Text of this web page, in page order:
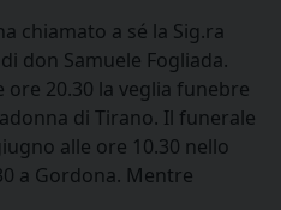
chiamato a sé la Sig.ra
don Samuele Fogliada.
ore 20.30 la veglia funebre
di Tirano. Il funerale
alle ore 10.30 nello
a Gordona. Mentre